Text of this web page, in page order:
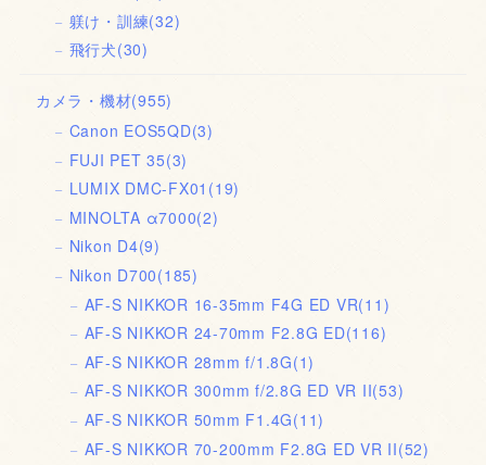
躾け・訓練(32)
飛行犬(30)
カメラ・機材(955)
Canon EOS5QD(3)
FUJI PET 35(3)
LUMIX DMC-FX01 (19)
MINOLTA α7000(2)
Nikon D4(9)
Nikon D700(185)
AF-S NIKKOR 16-35mm F4G ED VR(11)
AF-S NIKKOR 24-70mm F2.8G ED(116)
AF-S NIKKOR 28mm f/1.8G(1)
AF-S NIKKOR 300mm f/2.8G ED VR II(53)
AF-S NIKKOR 50mm F1.4G(11)
AF-S NIKKOR 70-200mm F2.8G ED VR II(52)